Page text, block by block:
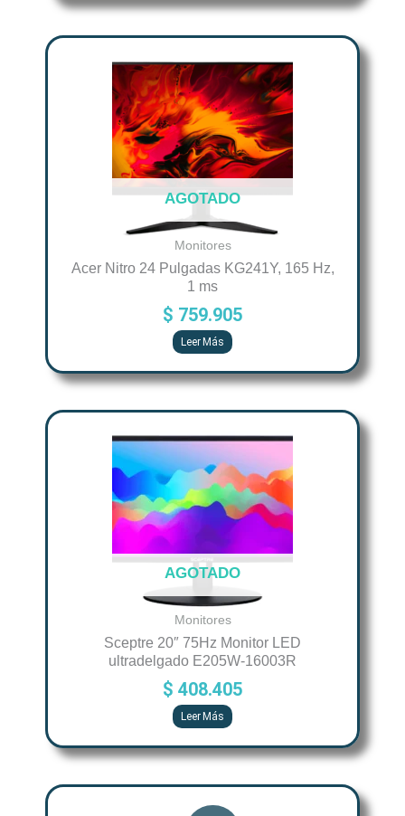
AGOTADO
Monitores
Acer Nitro 24 Pulgadas KG241Y, 165 Hz,
1 ms
$ 759.905
Leer Más
AGOTADO
Monitores
Sceptre 20″ 75Hz Monitor LED
ultradelgado E205W-16003R
$ 408.405
Leer Más